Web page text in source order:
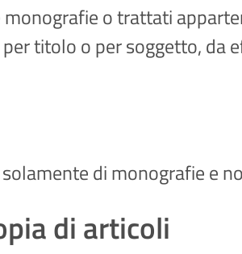
monografie o trattati
titolo o per soggetto,
di monografie e
di articoli